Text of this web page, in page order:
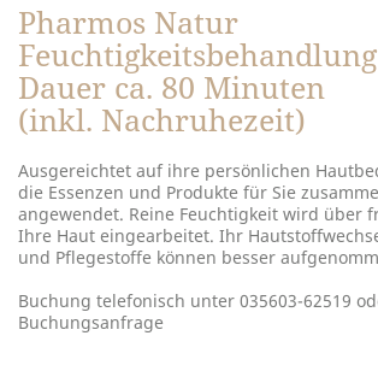
Pharmos Natur
Feuchtigkeitsbehandlung
Dauer ca. 80 Minuten
(inkl. Nachruhezeit)
Ausgereichtet auf ihre persönlichen
die Essenzen und Produkte für Sie
angewendet. Reine Feuchtigkeit wird über
Ihre Haut eingearbeitet. Ihr
und Pflegestoffe können besser
Buchung telefonisch unter 035603-62519
Buchungsanfrage